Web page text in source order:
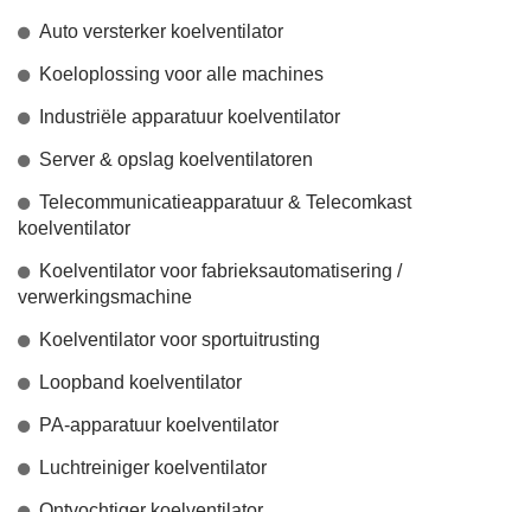
Auto versterker koelventilator
Koeloplossing voor alle machines
Industriële apparatuur koelventilator
Server & opslag koelventilatoren
Telecommunicatieapparatuur & Telecomkast
koelventilator
Koelventilator voor fabrieksautomatisering /
verwerkingsmachine
Koelventilator voor sportuitrusting
Loopband koelventilator
PA-apparatuur koelventilator
Luchtreiniger koelventilator